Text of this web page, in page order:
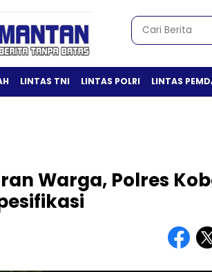
LINTAS TNI LINTAS POLRI LINTAS
Warga, Polres